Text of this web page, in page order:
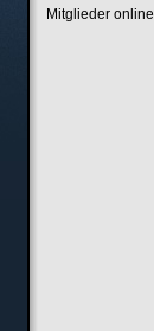
Mitglieder online